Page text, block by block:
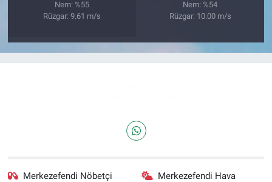
Nem: %55
Rüzgar: 9.61 m/s
Nem: %54
Rüzgar: 10.00 m/s
Merkezefendi Nöbetçi
Merkezefendi Hava